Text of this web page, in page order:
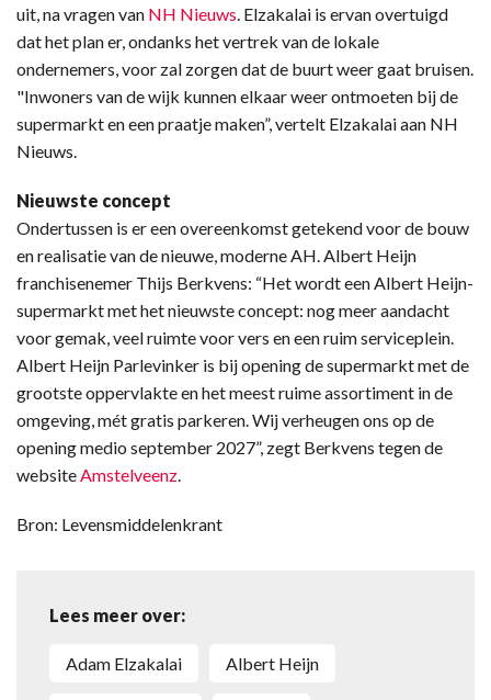
uit, na vragen van NH Nieuws . Elzakalai is ervan overtuigd
dat het plan er, ondanks het vertrek van de lokale
ondernemers, voor zal zorgen dat de buurt weer gaat bruisen.
"Inwoners van de wijk kunnen elkaar weer ontmoeten bij de
supermarkt en een praatje maken”, vertelt Elzakalai aan NH
Nieuws.
Nieuwste concept
Ondertussen is er een overeenkomst getekend voor de bouw
en realisatie van de nieuwe, moderne AH. Albert Heijn
franchisenemer Thijs Berkvens: “Het wordt een Albert Heijn-
supermarkt met het nieuwste concept: nog meer aandacht
voor gemak, veel ruimte voor vers en een ruim serviceplein.
Albert Heijn Parlevinker is bij opening de supermarkt met de
grootste oppervlakte en het meest ruime assortiment in de
omgeving, mét gratis parkeren. Wij verheugen ons op de
opening medio september 2027”, zegt Berkvens tegen de
website Amstelveenz
Bron: Levensmiddelenkrant
Lees meer over:
Adam Elzakalai Albert Heijn